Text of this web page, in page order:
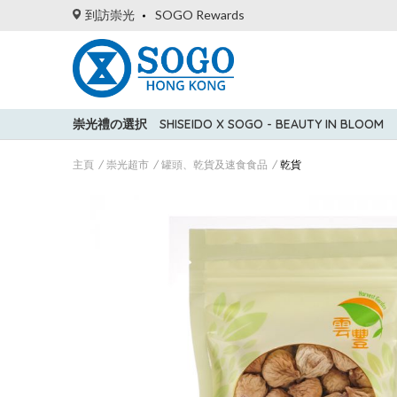
到訪崇光 SOGO Rewards
崇光禮の選択 SHISEIDO X SOGO - BEAUTY IN BLOOM
主頁 崇光超市 罐頭、乾貨及速食食品 乾貨